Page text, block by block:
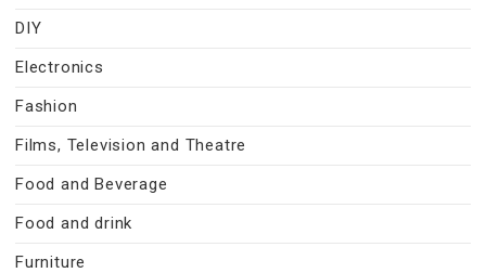
DIY
Electronics
Fashion
Films, Television and Theatre
Food and Beverage
Food and drink
Furniture